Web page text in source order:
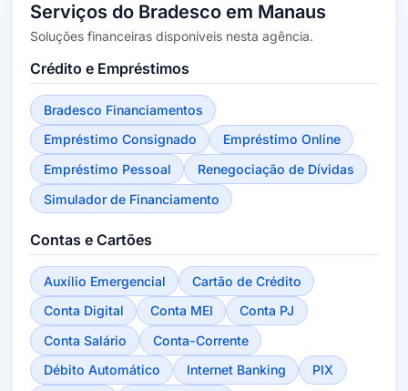
Serviços do Bradesco em Manaus
Soluções financeiras disponíveis nesta agência.
Crédito e Empréstimos
Bradesco Financiamentos
Empréstimo Consignado
Empréstimo Online
Empréstimo Pessoal
Renegociação de Dívidas
Simulador de Financiamento
Contas e Cartões
Auxílio Emergencial
Cartão de Crédito
Conta Digital
Conta MEI
Conta PJ
Conta Salário
Conta-Corrente
Débito Automático
Internet Banking
PIX